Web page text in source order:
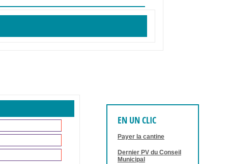
EN UN CLIC
Payer la cantine
Dernier PV du Conseil
Municipal